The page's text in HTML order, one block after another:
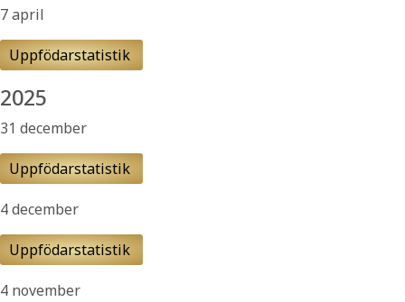
7 april
Uppfödarstatistik
2025
31 december
Uppfödarstatistik
4 december
Uppfödarstatistik
4 november